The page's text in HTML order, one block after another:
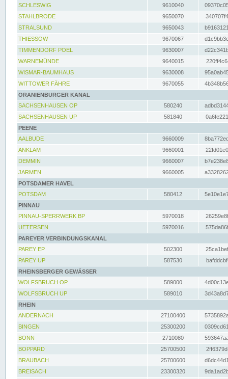
SCHLESWIG
9610040
STAHLBRODE
9650070
STRALSUND
9650043
THIESSOW
9670067
TIMMENDORF POEL
9630007
WARNEMÜNDE
9640015
WISMAR-BAUMHAUS
9630008
WITTOWER FÄHRE
9670055
ORANIENBURGER KANAL
SACHSENHAUSEN OP
580240
SACHSENHAUSEN UP
581840
PEENE
AALBUDE
9660009
ANKLAM
9660001
DEMMIN
9660007
JARMEN
9660005
POTSDAMER HAVEL
POTSDAM
580412
PINNAU
PINNAU-SPERRWERK BP
5970018
UETERSEN
5970016
PAREYER VERBINDUNGSKANAL
PAREY EP
502300
PAREY UP
587530
RHEINSBERGER GEWÄSSER
WOLFSBRUCH OP
589000
WOLFSBRUCH UP
589010
RHEIN
ANDERNACH
27100400
BINGEN
25300200
BONN
2710080
BOPPARD
25700500
BRAUBACH
25700600
BREISACH
23300320